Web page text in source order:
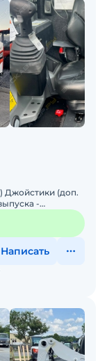
Джойстики (доп.
-
с НДСМини-
Написать